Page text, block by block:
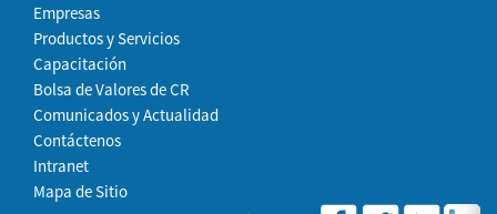
Empresas
Productos y Servicios
Capacitación
Bolsa de Valores de CR
Comunicados y Actualidad
Contáctenos
Intranet
Mapa de Sitio